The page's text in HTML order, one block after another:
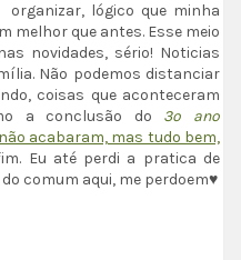
organizar, lógico que minha
melhor que antes. Esse meio
novidades, sério! Noticias
Não podemos distanciar
coisas que aconteceram
a conclusão do 3º ano
acabaram, mas tudo bem,
Eu até perdi a pratica de
comum aqui, me perdoem♥